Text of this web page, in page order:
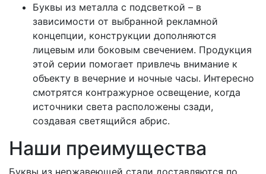
Буквы из металла с подсветкой – в
зависимости от выбранной рекламной
концепции, конструкции дополняются
лицевым или боковым свечением. Продукция
этой серии помогает привлечь внимание к
объекту в вечерние и ночные часы. Интересно
смотрятся контражурное освещение, когда
источники света расположены сзади,
создавая светящийся абрис.
Наши преимущества
Буквы из нержавеющей стали доставляются по